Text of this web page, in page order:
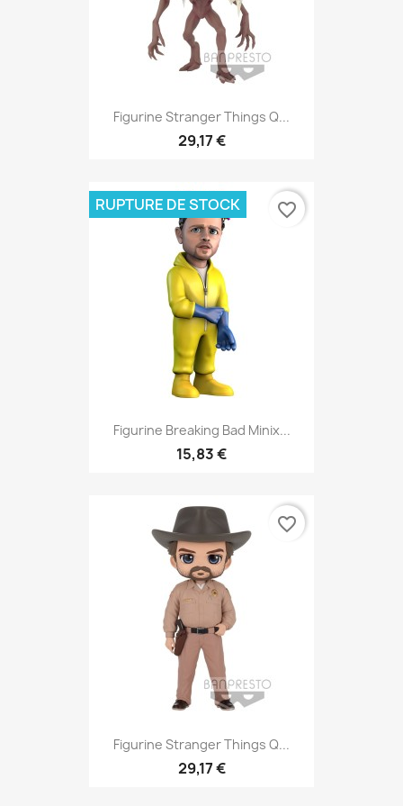
Figurine Stranger Things Q...
29,17 €
Figurine Breaking Bad Minix...
15,83 €
RUPTURE DE STOCK favorite_border
Figurine Stranger Things Q...
29,17 €
favorite_border